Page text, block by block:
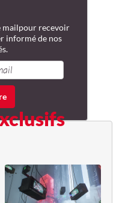
mailpour recevoir
informé de nos